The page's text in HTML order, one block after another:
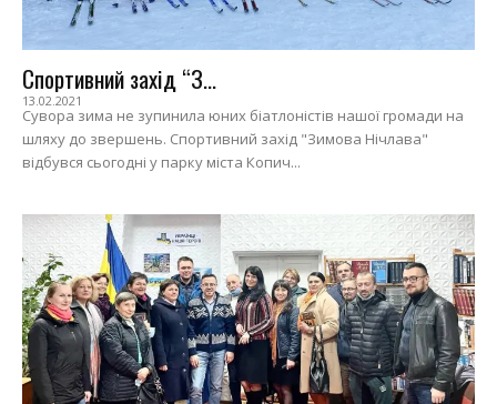
Спортивний захід “З...
13.02.2021
Сувора зима не зупинила юних біатлоністів нашої громади на
шляху до звершень. Спортивний захід "Зимова Нічлава"
відбувся сьогодні у парку міста Копич...